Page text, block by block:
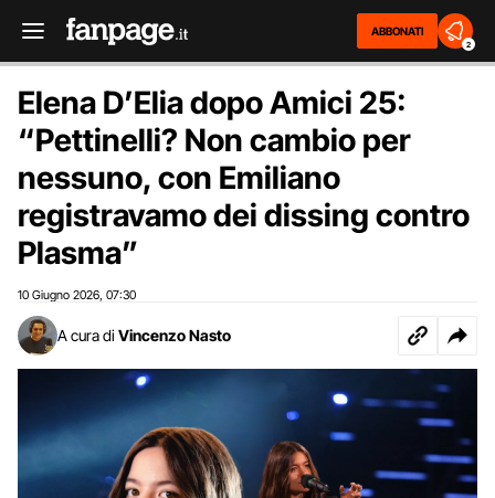
ABBONATI
2
Elena D’Elia dopo Amici 25:
“Pettinelli? Non cambio per
nessuno, con Emiliano
registravamo dei dissing contro
Plasma”
10 Giugno 2026 07:30
A cura di Vincenzo Nasto